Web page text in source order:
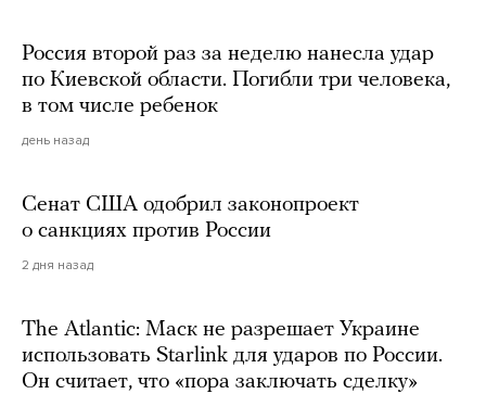
Россия второй раз за неделю нанесла удар
по Киевской области. Погибли три человека,
в том числе ребенок
день назад
Сенат США одобрил законопроект
о санкциях против России
2 дня назад
The Atlantic: Маск не разрешает Украине
использовать Starlink для ударов по России.
Он считает, что «пора заключать сделку»